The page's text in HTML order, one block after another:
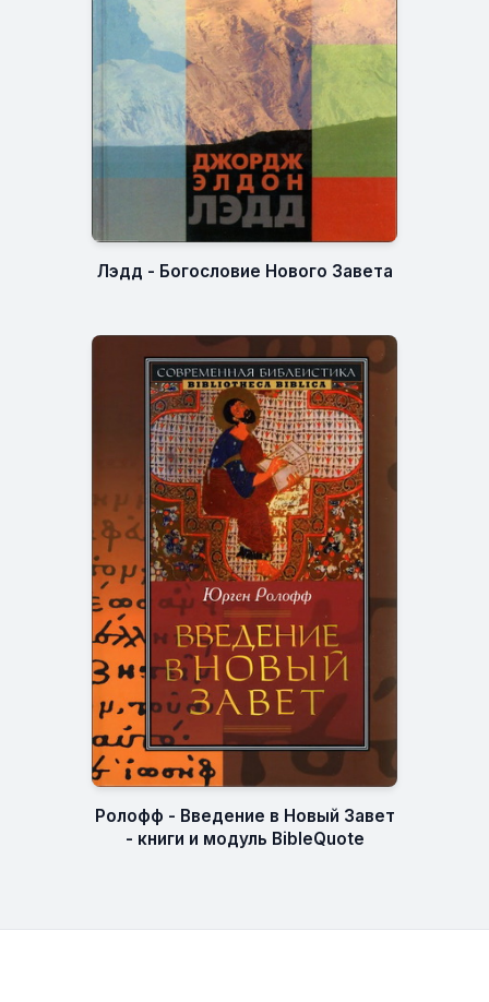
Лэдд - Богословие Нового Завета
Ролофф - Введение в Новый Завет
- книги и модуль BibleQuote